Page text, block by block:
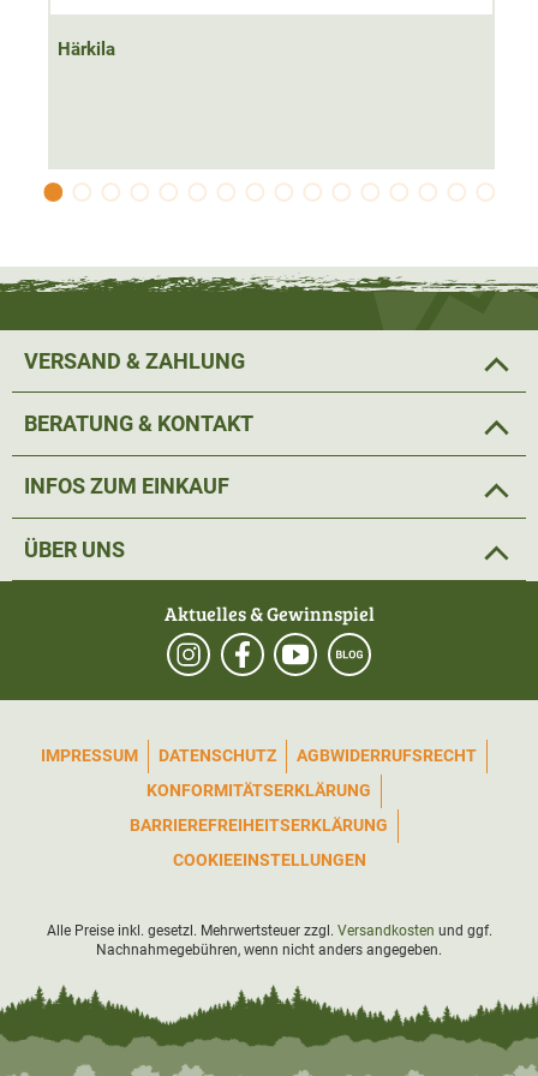
die Form und leiert nicht aus. An den Ellenbogen wurde
für eine verbesserte Haltbarkeit zudem Verstärkungen
Nackenbereich ideal vor Zugluft. Ebenso kann der
Strickpullover im klassischen Troyer-Stil offen getragen
hochwertigem Leder-Zipper und kann bis zur Brustmitte
Passform machen den Strickpullover zum echten
Hingucker auf der Jagd und in der Freizeit.
Die gestrickte Wolle istatmungsaktiv
bestes Körperklima bei höchster Bewegungsfreiheit.
Auf der linken Brustseite wurde eine
Funkgerätetasche
Der Bund und die Ärmel verfügen über einen gerippten
Außenmaterial: 100% Wolle
Innenmaterial: 100% Polyester
Härkila
VERSAND & ZAHLUNG
BERATUNG & KONTAKT
INFOS ZUM EINKAUF
ÜBER UNS
Aktuelles & Gewinnspiel
IMPRESSUM DATENSCHUTZ AGBWIDERRUFSRECHT
KONFORMITÄTSERKLÄRUNG
BARRIEREFREIHEITSERKLÄRUNG
COOKIEEINSTELLUNGEN
Alle Preise inkl. gesetzl. Mehrwertsteuer zzgl. Versandkosten und ggf.
Nachnahmegebühren, wenn nicht anders angegeben.